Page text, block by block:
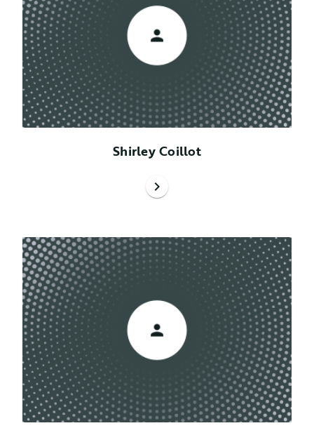
Shirley Coillot
chevron_right